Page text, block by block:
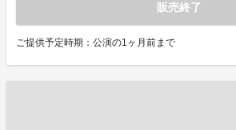
販売終了
ご提供予定時期：公演の1ヶ月前まで